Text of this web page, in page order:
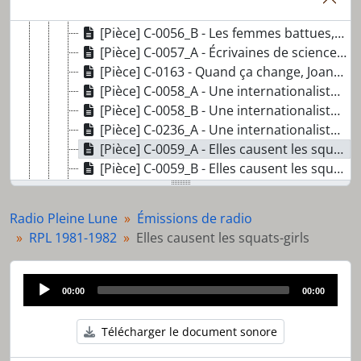
[Pièce] C-0056_B - Les femmes battues, Solidarité femmes en détresse
[Pièce] C-0057_A - Écrivaines de science fiction
[Pièce] C-0163 - Quand ça change, Joanna Russ
[Pièce] C-0058_A - Une internationaliste parle de sa vie chez les Miskitos du Nicaragua
[Pièce] C-0058_B - Une internationaliste parle de sa vie chez les Miskitos du Nicaragua
[Pièce] C-0236_A - Une internationaliste parle de sa vie chez les Miskitos du Nicaragua, partie 3
[Pièce] C-0059_A - Elles causent les squats-girls
[Pièce] C-0059_B - Elles causent les squats-girls
[Pièce] C-0060_A - Mémoire d'une cantatrice chaude (conte radiophonique)
[Pièce] C-0060_B - Mémoire d'une cantatrice chaude (conte radiophonique)
[Pièce] C-0061_A - Martine Desmonts, autrice de Torture psychiatrique à Bel Air
[Pièce] C-0061_B - Martine Desmonts, autrice de Torture psychiatrique à Bel Air
[Pièce] C-0062_A - Comité contre le viol, partie 1
[Pièce] C-0062_B - Comité contre le viol, partie 2
[Pièce] C-0222_A - Comité contre le viol, partie 3
[Pièce] C-0063_A - Femmes et musique, Alicia Jara, partie 1
[Pièce] C-0063_B - Femmes et musique, Alicia Jara, partie 2
Radio Pleine Lune
Émissions de radio
RPL 1981-1982
Elles causent les squats-girls
Audio
Player
00:00 00:00
Télécharger le document sonore